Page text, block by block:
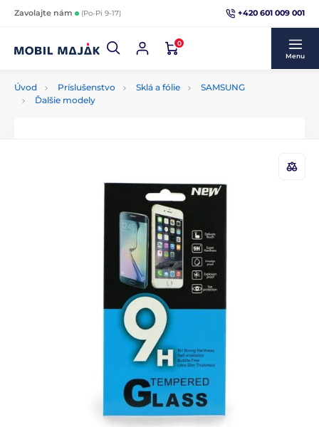
Zavolajte nám (Po-Pi 9-17) +420 601 009 001
0
Menu
Úvod Príslušenstvo Sklá a fólie
SAMSUNG
Ďalšie modely